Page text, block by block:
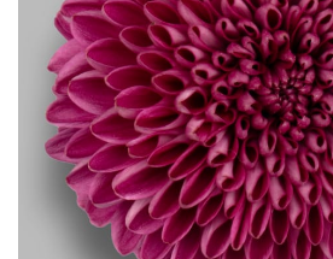
NEDERLANDS DEUTSCH